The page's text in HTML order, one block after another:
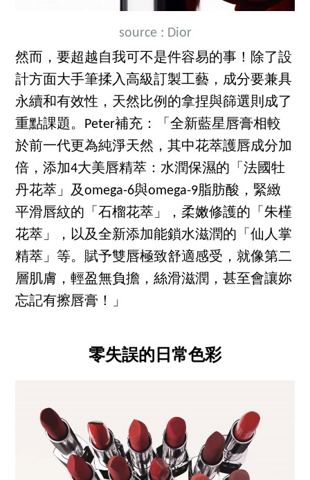
source : Dior
然而，要超越自我可不是件容易的事！除了設
計方面大手筆揉入高級訂製工藝，成分要兼具
永續和有效性，天然比例的拿捏與篩選則成了
重點課題。Peter補充：「全新藍星唇膏相較
於前一代更為純淨天然，其中花萃護唇成分加
倍，添加4大美唇精萃：水潤保濕的「法國牡
丹花萃」及omega-6與omega-9脂肪酸，緊緻
平滑唇紋的「石榴花萃」，柔嫩修護的「朱槿
花萃」，以及全新添加能鎖水滋潤的「仙人掌
精萃」等。賦予雙唇極致舒適感受，就像第二
層肌膚，輕盈無負擔，絲滑滋潤，甚至會讓妳
忘記有擦唇膏！」
零失誤的日常色彩